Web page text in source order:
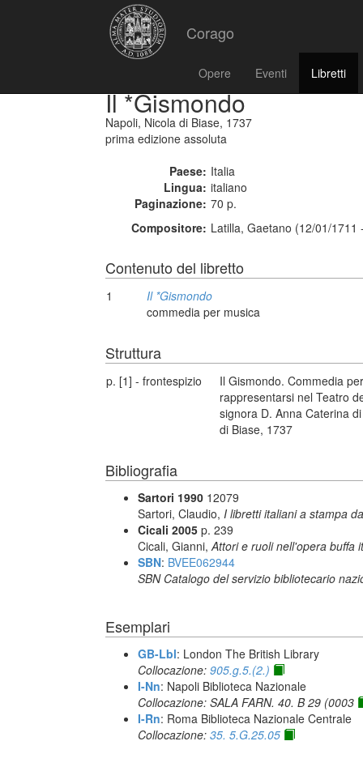
Corago
Opere Eventi Libretti
Il *Gismondo
Napoli, Nicola di Biase, 1737
prima edizione assoluta
Paese: Italia
Lingua: italiano
Paginazione: 70 p.
Compositore: Latilla, Gaetano (12/01/1711
Contenuto del libretto
1
Il *Gismondo
commedia per musica
Struttura
p. [1] - frontespizio
Il Gismondo. Commedia
rappresentarsi nel Teatro
signora D. Anna Caterina
di Biase, 1737
Bibliografia
Sartori 1990 12079
Sartori, Claudio, I libretti italiani a stampa
Cicali 2005 p. 239
Cicali, Gianni,Attori e ruoli nell'opera buffa
SBN: BVEE062944
SBN Catalogo del servizio bibliotecario
Esemplari
GB-Lbl: London The British Library
Collocazione: 905.g.5.(2.)
I-Nn: Napoli Biblioteca Nazionale
Collocazione: SALA FARN. 40. B 29 (0003
I-Rn: Roma Biblioteca Nazionale Centrale
Collocazione: 35. 5.G.25.05